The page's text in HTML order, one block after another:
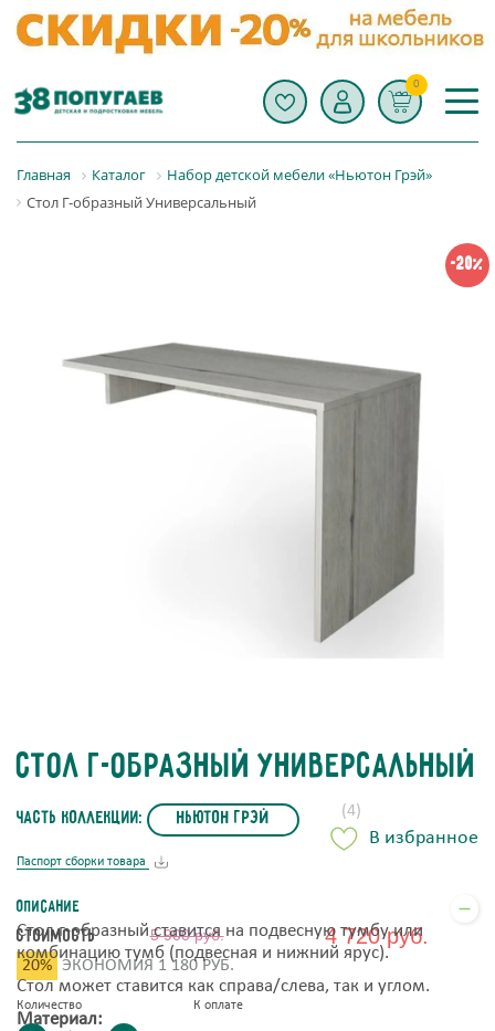
0
Главная Каталог
Набор детской мебели «Ньютон Грэй»
Стол Г-образный Универсальный
-20%
Стоимость 5 900 руб. 4 720 руб.
20% ЭКОНОМИЯ 1 180 РУБ.
Количество К оплате
Стол Г-образный Универсальный
часть коллекции: Ньютон Грэй (4)
В избранное
Паспорт сборки товара
Описание
Стол г-образный ставится на подвесную тумбу или
комбинацию тумб (подвесная и нижний ярус).
Стол может ставится как справа/слева, так и углом.
Материал: